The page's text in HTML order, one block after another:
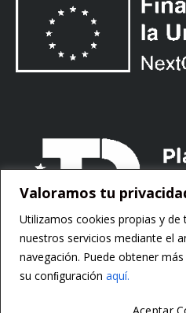
Valoramos tu
Utilizamos cookies propias y
nuestros servicios mediante el
navegación. Puede obtener
su conﬁguración aquí.
Aceptar